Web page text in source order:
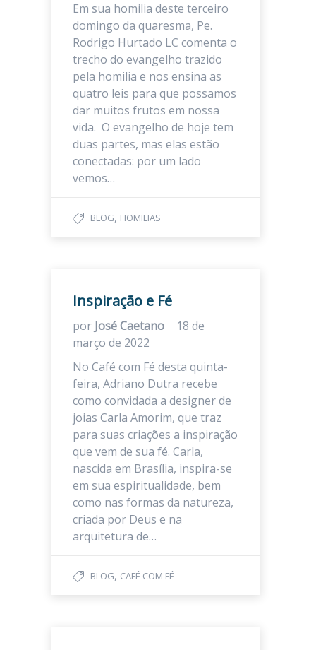
Em sua homilia deste terceiro
domingo da quaresma, Pe.
Rodrigo Hurtado LC comenta o
trecho do evangelho trazido
pela homilia e nos ensina as
quatro leis para que possamos
dar muitos frutos em nossa
vida. O evangelho de hoje tem
duas partes, mas elas estão
conectadas: por um lado
vemos…
BLOG, HOMILIAS
Inspiração e Fé
por José Caetano
18 de
março de 2022
No Café com Fé desta quinta-
feira, Adriano Dutra recebe
como convidada a designer de
joias Carla Amorim, que traz
para suas criações a inspiração
que vem de sua fé. Carla,
nascida em Brasília, inspira-se
em sua espiritualidade, bem
como nas formas da natureza,
criada por Deus e na
arquitetura de…
BLOG, CAFÉ COM FÉ